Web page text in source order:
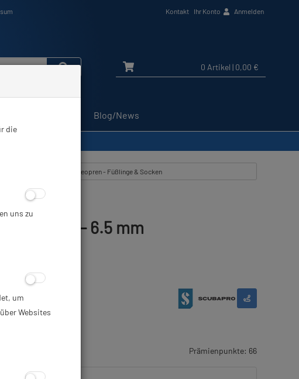
Kontakt Ihr Konto Anmelden
0 Artikel | 0,00 €
Blog/News
Alle Artikel zeigen aus: Neopren - Füßlinge & Socken
Zip Boot - 6.5 mm
€*
Prämienpunkte: 66
die
uns zu
um
Websites